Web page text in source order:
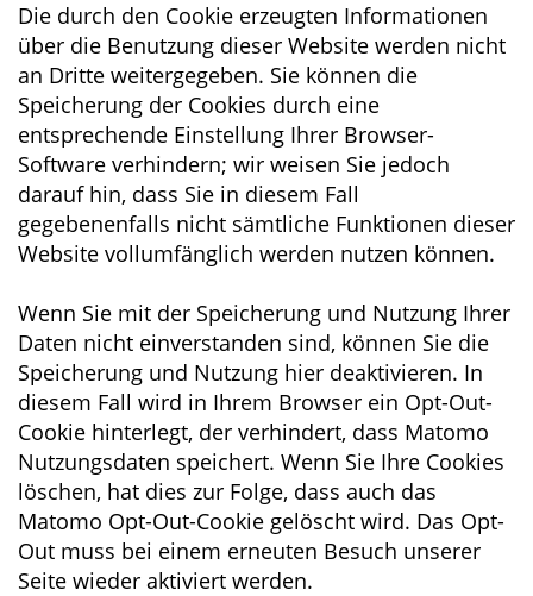
Die durch den Cookie erzeugten Informationen
über die Benutzung dieser Website werden nicht
an Dritte weitergegeben. Sie können die
Speicherung der Cookies durch eine
entsprechende Einstellung Ihrer Browser-
Software verhindern; wir weisen Sie jedoch
darauf hin, dass Sie in diesem Fall
gegebenenfalls nicht sämtliche Funktionen dieser
Website vollumfänglich werden nutzen können.
Wenn Sie mit der Speicherung und Nutzung Ihrer
Daten nicht einverstanden sind, können Sie die
Speicherung und Nutzung hier deaktivieren. In
diesem Fall wird in Ihrem Browser ein Opt-Out-
Cookie hinterlegt, der verhindert, dass Matomo
Nutzungsdaten speichert. Wenn Sie Ihre Cookies
löschen, hat dies zur Folge, dass auch das
Matomo Opt-Out-Cookie gelöscht wird. Das Opt-
Out muss bei einem erneuten Besuch unserer
Seite wieder aktiviert werden.